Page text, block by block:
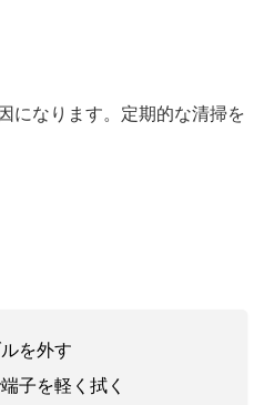
になります。定期的な清掃を
を外す
子を軽く拭く